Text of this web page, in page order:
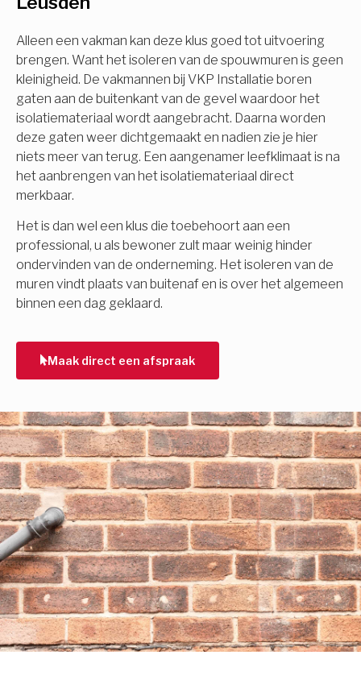
Alleen een vakman kan deze klus goed tot uitvoering
brengen. Want het isoleren van de spouwmuren is geen
kleinigheid. De vakmannen bij VKP Installatie boren
gaten aan de buitenkant van de gevel waardoor het
isolatiemateriaal wordt aangebracht. Daarna worden
deze gaten weer dichtgemaakt en nadien zie je hier
niets meer van terug. Een aangenamer leefklimaat is na
het aanbrengen van het isolatiemateriaal direct
merkbaar.
Het is dan wel een klus die toebehoort aan een
professional, u als bewoner zult maar weinig hinder
ondervinden van de onderneming. Het isoleren van de
muren vindt plaats van buitenaf en is over het algemeen
binnen een dag geklaard.
Maak direct een afspraak